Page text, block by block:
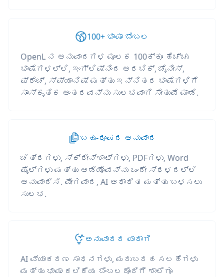
100+ ಭಾಷಾ ಬೆಂಬಲ
OpenL ನ ಅನುವಾದಗಳ ಮೂಲಕ 100ಕ್ಕೂ ಹೆಚ್ಚು
ಭಾಷೆಗಳಲ್ಲಿ, ಇಂಗ್ಲಿಷ್‌ನಿಂದ ಅರಬಿಕ್, ಚೈನೀಸ್,
ಫ್ರೆಂಚ್, ಸ್ಪ್ಯಾನಿಷ್ ಮತ್ತು ಇನ್ನಿತರ ಭಾಷೆಗಳಿಗೆ
ಸಾಂಸ್ಕೃತಿಕ ಅಂತರವನ್ನು ಸುಲಭವಾಗಿ ಸೇತುವೆ ಮಾಡಿ.
ಬಹು-ರೂಪದ ಅನುವಾದ
ಚಿತ್ರಗಳು, ಸ್ಕ್ರೀನ್‌ಶಾಟ್‌ಗಳು, PDFಗಳು, Word
ಫೈಲ್‌ಗಳು ಮತ್ತು ಆಡಿಯೊವನ್ನು ಒಂದೇ ಸ್ಥಳದಲ್ಲಿ
ಅನುವಾದಿಸಿ. ವೇಗವಾದ, AI ಆಧಾರಿತ ಮತ್ತು ಬಳಸಲು
ಸುಲಭ.
ಅನುವಾದದ ಪಾರಾಗಿ
AI ವ್ಯಾಕರಣ ಸಾಧನಗಳು, ಮರುಬರಹ ಸಲಹೆಗಳು
ಮತ್ತು ಭಾಷಾ ಕಲಿಕೆಯ ಬೆಂಬಲದೊಂದಿಗೆ ಶಾಲೆಗೂ